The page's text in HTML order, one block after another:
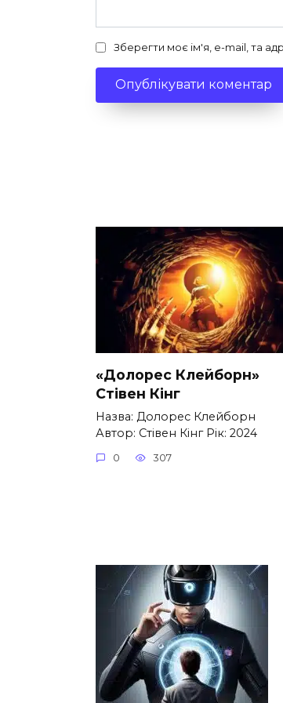
Зберегти моє ім'я, e-mail, та
«Долорес Клейборн»
Стівен Кінг
Назва: Долорес Клейборн
Автор: Стівен Кінг Рік: 2024
0 307